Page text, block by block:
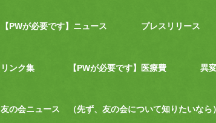
【PWが必要です】ニュース プレスリリース
リンク集 【PWが必要です】医療費 異
友の会ニュース （先ず、友の会について知りたいなら）